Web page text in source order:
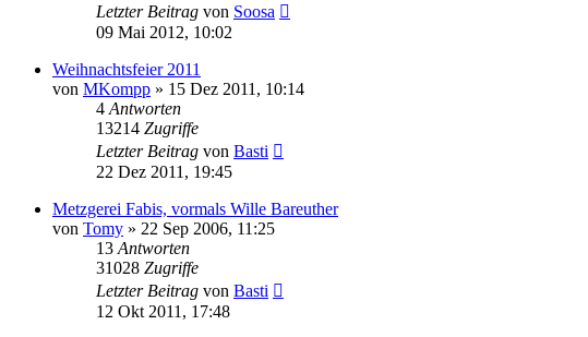
Letzter Beitrag von Soosa
09 Mai 2012, 10:02
Weihnachtsfeier 2011
von MKompp » 15 Dez 2011, 10:14
4 Antworten
13214 Zugriffe
Letzter Beitrag von Basti
22 Dez 2011, 19:45
Metzgerei Fabis, vormals Wille Bareuther
von Tomy » 22 Sep 2006, 11:25
13 Antworten
31028 Zugriffe
Letzter Beitrag von Basti
12 Okt 2011, 17:48